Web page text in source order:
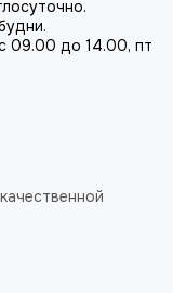
09.00 до 14.00, пт